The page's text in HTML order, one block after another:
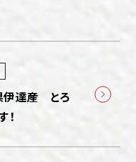
伊達産 とろ
！